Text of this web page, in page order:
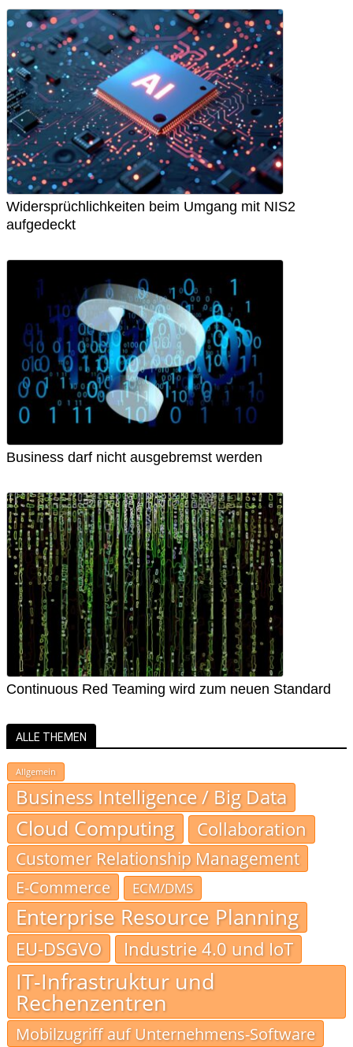
Widersprüchlichkeiten beim Umgang mit NIS2
aufgedeckt
Business darf nicht ausgebremst werden
Continuous Red Teaming wird zum neuen Standard
ALLE THEMEN
Allgemein
Business Intelligence / Big Data
Cloud Computing Collaboration
Customer Relationship Management
E-Commerce
ECM/DMS
Enterprise Resource Planning
EU-DSGVO Industrie 4.0 und IoT
IT-Infrastruktur und
Rechenzentren
Mobilzugriff auf Unternehmens-Software